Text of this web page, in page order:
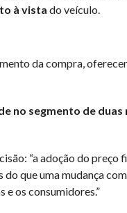
à vista do veículo.
da compra,
no segmento de duas
“a adoção do preço
que uma mudança
os consumidores.”